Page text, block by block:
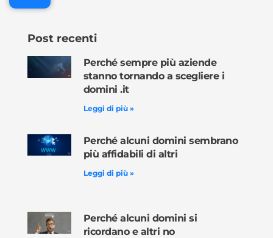
Post recenti
Perché sempre più aziende
stanno tornando a scegliere i
domini .it
Leggi di più »
Perché alcuni domini sembrano
più affidabili di altri
Leggi di più »
Perché alcuni domini si
ricordano e altri no